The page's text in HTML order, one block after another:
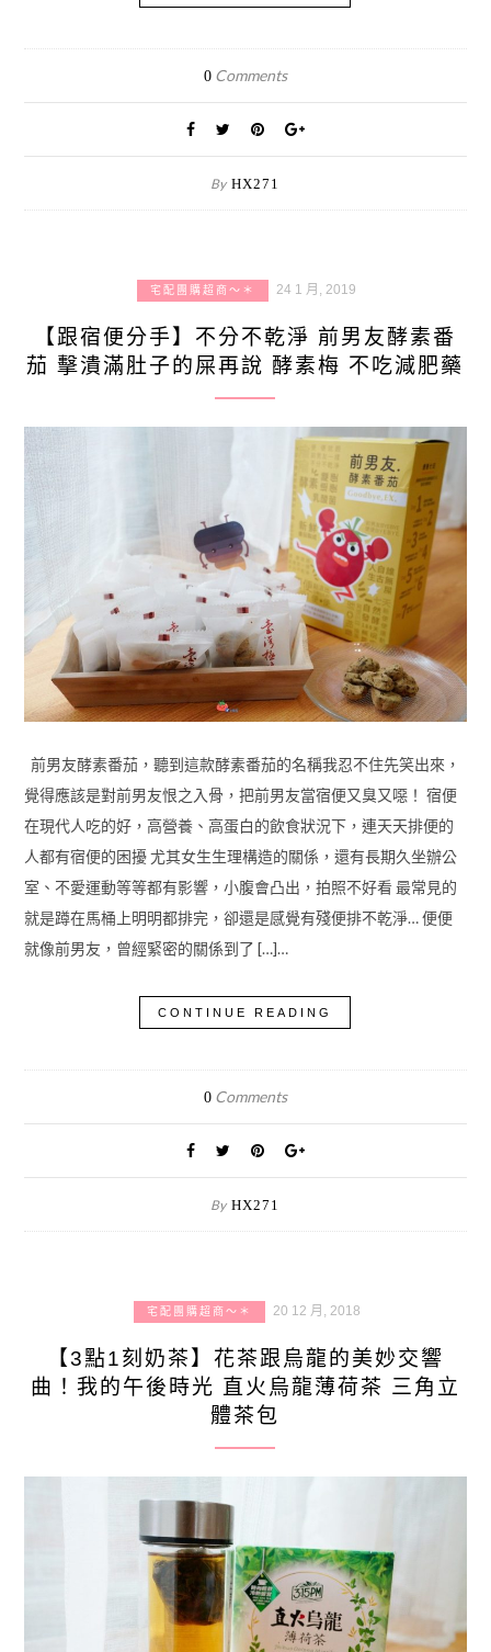
0Comments
By HX271
宅配團購超商～＊ 24 1 月, 2019
【跟宿便分手】不分不乾淨 前男友酵素番
茄 擊潰滿肚子的屎再說 酵素梅 不吃減肥藥
前男友酵素番茄，聽到這款酵素番茄的名稱我忍不住先笑出來，
覺得應該是對前男友恨之入骨，把前男友當宿便又臭又噁！ 宿便
在現代人吃的好，高營養、高蛋白的飲食狀況下，連天天排便的
人都有宿便的困擾 尤其女生生理構造的關係，還有長期久坐辦公
室、不愛運動等等都有影響，小腹會凸出，拍照不好看 最常見的
就是蹲在馬桶上明明都排完，卻還是感覺有殘便排不乾淨… 便便
就像前男友，曾經緊密的關係到了 […]…
CONTINUE READING
0Comments
By HX271
宅配團購超商～＊ 20 12 月, 2018
【3點1刻奶茶】花茶跟烏龍的美妙交響
曲！我的午後時光 直火烏龍薄荷茶 三角立
體茶包